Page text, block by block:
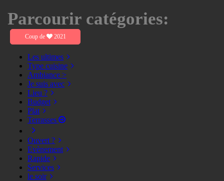
Parcourir catégories:
Coup de 2021
Les ultimes
Type cuisine
Ambiance >
Je suis avec
Lieu ?
Budget
Plat
Terrasses
Ouvert ?
Evènement
Rapide
Services
le soir